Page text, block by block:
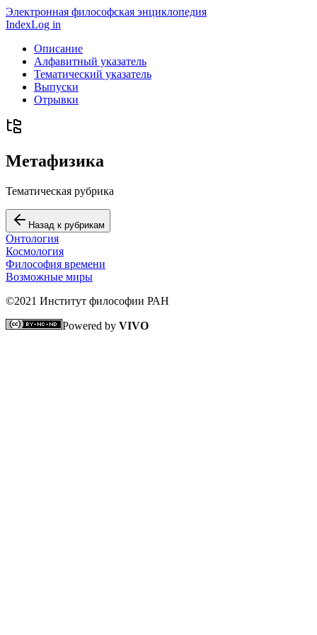
Электронная философская энциклопедия
IndexLog in
Описание
Алфавитный указатель
Тематический указатель
Выпуски
Отрывки
Метафизика
Тематическая рубрика
Назад к рубрикам
Онтология
Космология
Философия времени
Возможные миры
©2021 Институт философии РАН
Powered by VIVO